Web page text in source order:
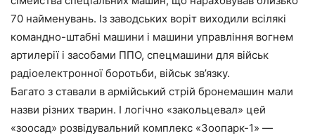
70 найменувань. Із заводських воріт виходили всілякі
командно-штабні машини і машини управління вогнем
артилерії і засобами ППО, спецмашини для військ
радіоелектронної боротьби, військ зв’язку.
Багато з ставали в армійський стрій бронемашин мали
назви різних тварин. І логічно «закольцевал» цей
«зоосад» розвідувальний комплекс «Зоопарк-1» —